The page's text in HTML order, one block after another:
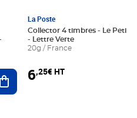
Ajouter au panier
La Poste
Collector 4 timbres - Le Petit
- Lettre Verte
20g / France
6,25€ HT